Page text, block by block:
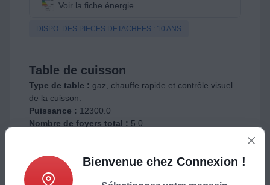
Voir la fiche énergie
DISPO. DES PIECES DETACHEES : 10 ANS
Table de cuisson
Type de table : gaz, chauffe rapide et contrôle visuel
de la cuisson.
Puissance : 12300.0
Nombre de foyers total : 5.0
du four
Nombre de niveaux de puissance :
Bienvenue chez Connexion !